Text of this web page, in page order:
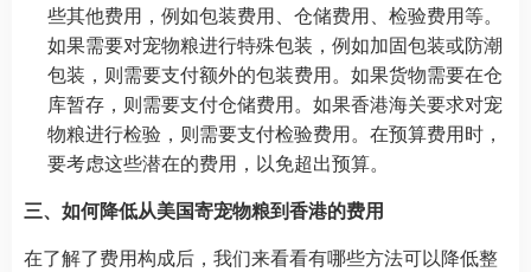
些其他费用，例如包装费用、仓储费用、检验费用等。
如果需要对宠物粮进行特殊包装，例如加固包装或防潮
包装，则需要支付额外的包装费用。如果货物需要在仓
库暂存，则需要支付仓储费用。如果香港海关要求对宠
物粮进行检验，则需要支付检验费用。在预算费用时，
要考虑这些潜在的费用，以免超出预算。
三、如何降低从美国寄宠物粮到香港的费用
在了解了费用构成后，我们来看看有哪些方法可以降低整